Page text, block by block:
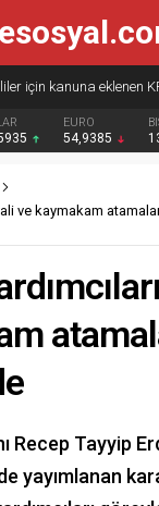
EURO
54,9385
ve kaymakam
Recep Tayyip
yayımlanan